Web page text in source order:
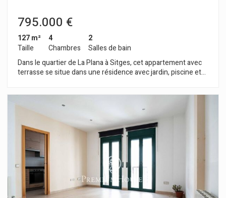
795.000 €
127 m²
Taille
4
Chambres
2
Salles de bain
Dans le quartier de La Plana à Sitges, cet appartement avec
terrasse se situe dans une résidence avec jardin, piscine et
cuisine séparée avec un espace repas. L'espace nuit
comprend quatre chambres : deux chambres doubles (dont
une avec salle de bains privative) et deux chambres simples.
Toutes les chambres sont équipées de placards. Une salle de
bains complète l'appartement. Situé dans le quartier
résidentiel calme de La Plana à Sitges, à proximité des
commerces et services essentiels et à quelques pas du
centre-ville, cet appartement est idéalement placé.